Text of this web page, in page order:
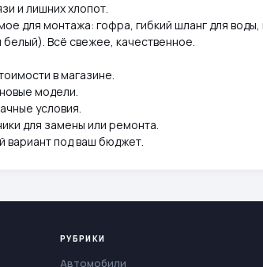
и лишних хлопот.
для монтажа: гофра, гибкий шланг для
Всё свежее, качественное.
в магазине.
модели.
условия.
для замены или ремонта.
вариант под ваш бюджет.
РУБРИКИ
Автомобили